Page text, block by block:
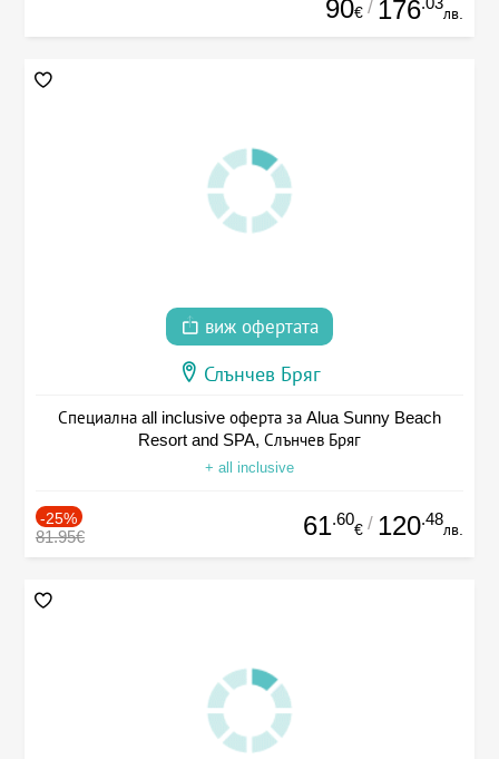
90€ / 176 лв.
виж офертата
Слънчев Бряг
Специална all inclusive оферта за Alua Sunny Beach
Resort and SPA, Слънчев Бряг
+ all inclusive
-25%
81.95€ 61.60
€ / 120.48
лв.